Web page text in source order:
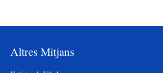
Altres Mitjans